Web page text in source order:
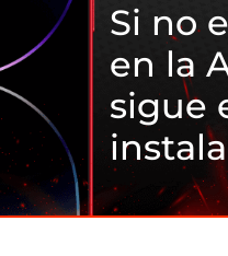
Si no
en la
sigue